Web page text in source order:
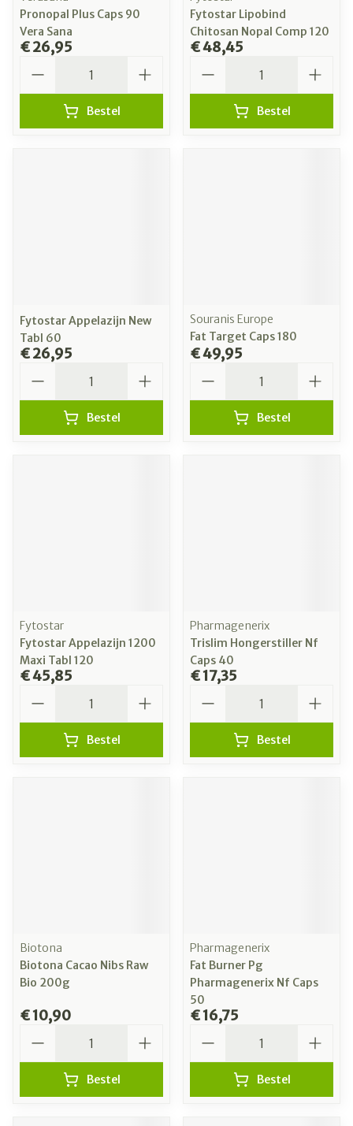
Pronopal Plus Caps 90
Vera Sana
€ 26,95
Bestel
Fytostar Lipobind
Chitosan Nopal Comp 120
€ 48,45
Bestel
Fytostar Appelazijn New
Tabl 60
€ 26,95
Bestel
Souranis Europe
Fat Target Caps 180
€ 49,95
Bestel
Fytostar
Fytostar Appelazijn 1200
Maxi Tabl 120
€ 45,85
Bestel
Pharmagenerix
Trislim Hongerstiller Nf
Caps 40
€ 17,35
Bestel
Biotona
Biotona Cacao Nibs Raw
Bio 200g
€ 10,90
Bestel
Pharmagenerix
Fat Burner Pg
Pharmagenerix Nf Caps
50
€ 16,75
Bestel